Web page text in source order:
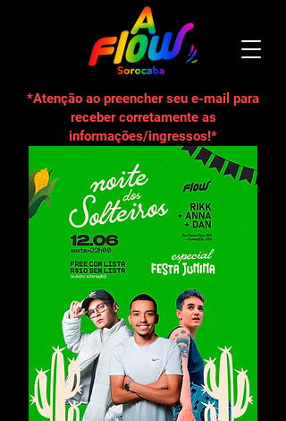
*Atenção ao preencher seu e-mail para
receber corretamente as
informações/ingressos!*